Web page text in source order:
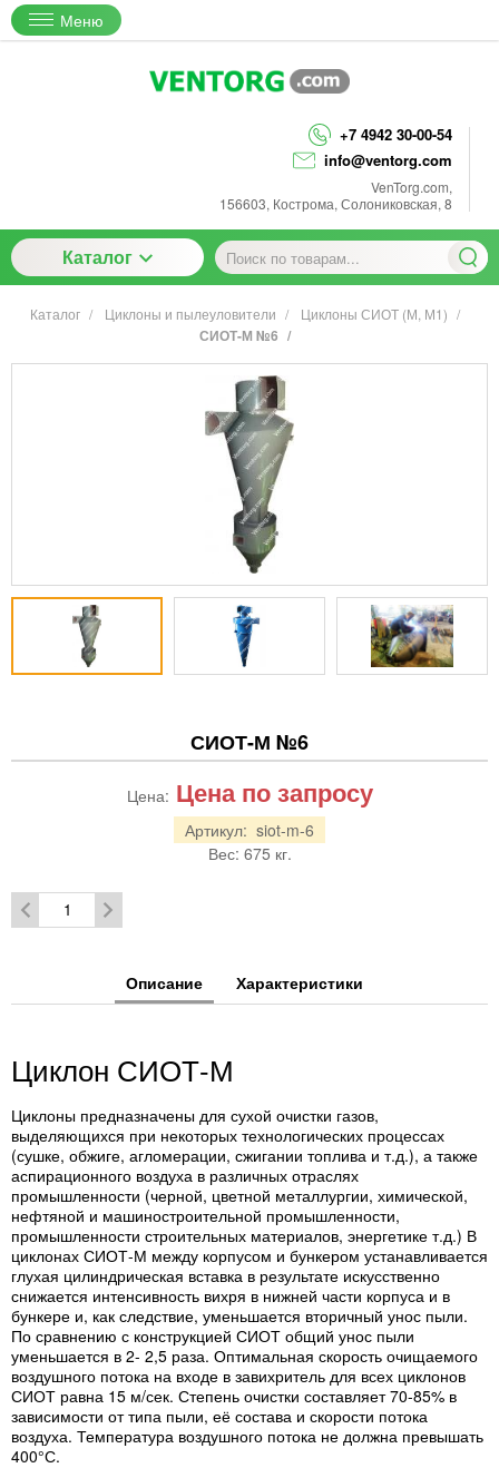
Меню
+7 4942 30-00-54
info@ventorg.com
VenTorg.com,
156603, Кострома, Солониковская, 8
Каталог
Каталог Циклоны и пылеуловители Циклоны СИОТ (М, М1)
СИОТ-М №6
СИОТ-М №6
Артикул: siot-m-6
Вес: 675 кг.
Цена: Цена по запросу
Описание Характеристики
Циклон СИОТ-М
Циклоны предназначены для сухой очистки газов,
выделяющихся при некоторых технологических процессах
(сушке, обжиге, агломерации, сжигании топлива и т.д.), а также
аспирационного воздуха в различных отраслях
промышленности (черной, цветной металлургии, химической,
нефтяной и машиностроительной промышленности,
промышленности строительных материалов, энергетике т.д.) В
циклонах СИОТ-М между корпусом и бункером устанавливается
глухая цилиндрическая вставка в результате искусственно
снижается интенсивность вихря в нижней части корпуса и в
бункере и, как следствие, уменьшается вторичный унос пыли.
По сравнению с конструкцией СИОТ общий унос пыли
уменьшается в 2- 2,5 раза. Оптимальная скорость очищаемого
воздушного потока на входе в завихритель для всех циклонов
СИОТ равна 15 м/сек. Степень очистки составляет 70-85% в
зависимости от типа пыли, её состава и скорости потока
воздуха. Температура воздушного потока не должна превышать
400°С.